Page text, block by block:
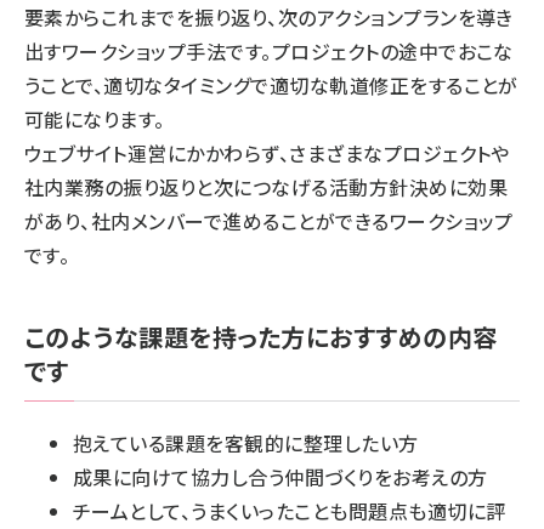
要素からこれまでを振り返り、次のアクションプランを導き
出すワークショップ手法です。プロジェクトの途中でおこな
うことで、適切なタイミングで適切な軌道修正をすることが
可能になります。
ウェブサイト運営にかかわらず、さまざまなプロジェクトや
社内業務の振り返りと次につなげる活動方針決めに効果
があり、社内メンバーで進めることができるワークショップ
です。
このような課題を持った方におすすめの内容
です
抱えている課題を客観的に整理したい方
成果に向けて協力し合う仲間づくりをお考えの方
チームとして、うまくいったことも問題点も適切に評